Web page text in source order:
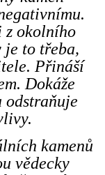
z okolního
je to třeba,
Přináší
Dokáže
odstraňuje
kamenů
vědecky